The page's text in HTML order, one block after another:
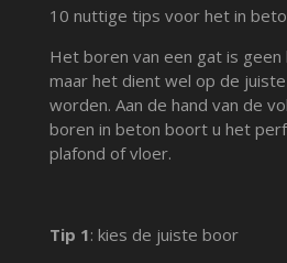
10 nuttige tips voor het in
Het boren van een gat is geen
maar het dient wel op de
worden. Aan de hand van de
boren in beton boort u het
plafond of vloer.
Tip 1: kies de juiste boor